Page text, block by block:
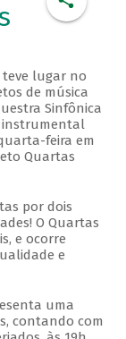
lugar no
de música
Sinfônica
instrumental
feira em
Quartas
por dois
O Quartas
e ocorre
e
uma
contando com